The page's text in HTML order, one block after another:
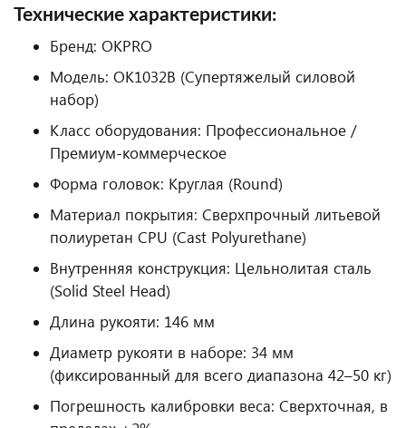
Технические характеристики:
Бренд: OKPRO
Модель: OK1032B (Супертяжелый силовой
набор)
Класс оборудования: Профессиональное /
Премиум-коммерческое
Форма головок: Круглая (Round)
Материал покрытия: Сверхпрочный литьевой
полиуретан CPU (Cast Polyurethane)
Внутренняя конструкция: Цельнолитая сталь
(Solid Steel Head)
Длина рукояти: 146 мм
Диаметр рукояти в наборе: 34 мм
(фиксированный для всего диапазона 42–50 кг)
Погрешность калибровки веса: Сверхточная, в